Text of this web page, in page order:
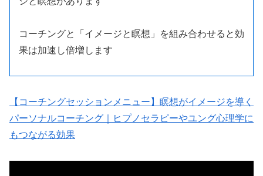
コーチングと「イメージと瞑想」を組み合わせると効
果は加速し倍増します
【コーチングセッションメニュー】瞑想がイメージを導く
パーソナルコーチング｜ヒプノセラピーやユング心理学に
もつながる効果